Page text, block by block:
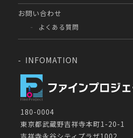
お問い合わせ
よくある質問
INFOMATION
180-0004
東京都武蔵野吉祥寺本町1-20-1
吉祥寺永谷シティプラザ1002